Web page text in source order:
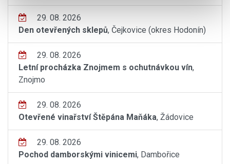
29. 08. 2026
Den otevřených sklepů, Čejkovice (okres Hodonín)
29. 08. 2026
Letní procházka Znojmem s ochutnávkou vín,
Znojmo
29. 08. 2026
Otevřené vinařství Štěpána Maňáka, Žádovice
29. 08. 2026
Pochod damborskými vinicemi, Dambořice